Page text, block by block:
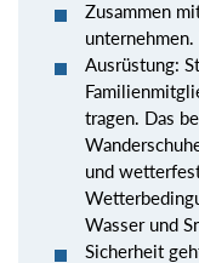
Zusammen
Ausrüstung:
tragen. Das
und
Wasser und
Sicherheit